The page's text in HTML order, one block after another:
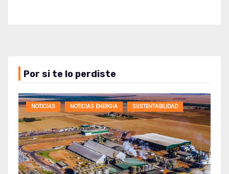
Por si te lo perdiste
NOTICIAS NOTICIAS ENERGIA SUSTENTABILIDAD